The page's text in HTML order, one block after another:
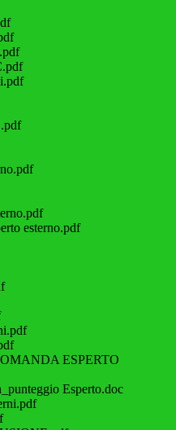
esterno.pdf
ESPERTO
Esperto.doc